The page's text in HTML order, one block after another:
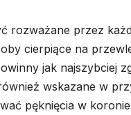
rozważane przez
cierpiące na
jak najszybciej
wskazane w
pęknięcia w